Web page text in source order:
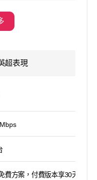
超表現
費方案，付費版本享30天退款